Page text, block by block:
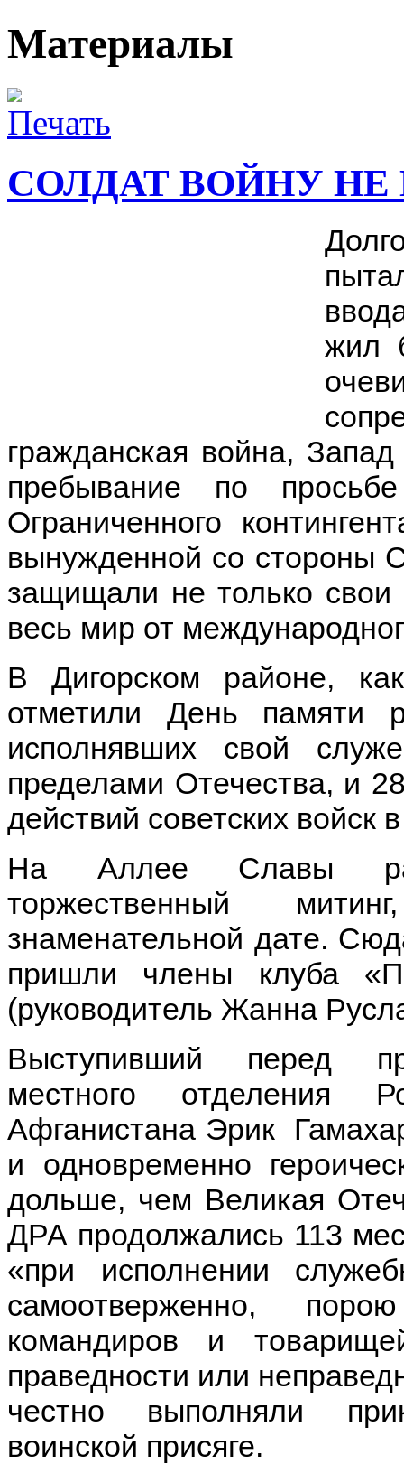
Материалы
СОЛДАТ ВОЙНУ НЕ
жил
гражданская война,
пребывание по
Ограниченного
вынужденной со стороны
защищали не только свои
весь мир от
В Дигорском районе,
отметили День памяти
исполнявших свой
пределами Отечества, и
действий советских войск
На Аллее Славы
торжественный
знаменательной дате.
пришли члены клуба
(руководитель Жанна
Выступивший перед
местного отделения
Афганистана Эрик
и одновременно
дольше, чем Великая
ДРА продолжались 113
«при исполнении
самоотверженно,
командиров и
праведности или
честно выполняли
воинской присяге.